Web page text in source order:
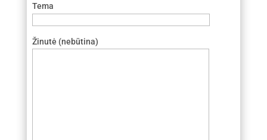
Tema
Žinutė (nebūtina)